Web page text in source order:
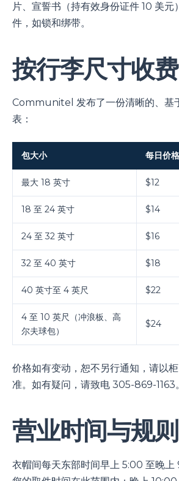
片、宣誓书（持有效身份证件 10 美元
件，如锁和绑带。
按行李尺寸收费
Communitel 发布了一份清晰的、基
表：
包大小 每日价格
最大 18 英寸 $12
18 至 24 英寸 $14
24 至 32 英寸 $16
32 至 40 英寸 $18
40 英寸至 4 英尺 $22
4 至 10 英尺（冲浪板、高
尔夫球包）
$24
价格如有变动，恕不另行通知，请以
准。如有疑问，请致电 305-869-1163。
营业时间与规则
衣帽间每天东部时间早上 5:00 至晚上